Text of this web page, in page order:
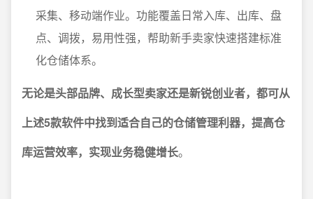
采集、移动端作业。功能覆盖日常入库、出库、盘
点、调拨，易用性强，帮助新手卖家快速搭建标准
化仓储体系。
无论是头部品牌、成长型卖家还是新锐创业者，都可从
上述5款软件中找到适合自己的仓储管理利器，提高仓
库运营效率，实现业务稳健增长。